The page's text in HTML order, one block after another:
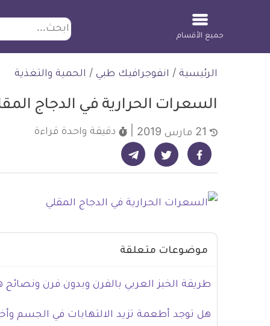
ابحث
جميع الأقسام
الرئيسية / انفوجرافيك طبي / الحمية والتغذية
السعرات الحرارية في الدجاج
دقيقة واحدة قراءة
شارك على فيسبوك - ديلي ميديكال انفو شارك على تويتر - ديلي ميديكال انفو شارك على تيليجرام - ديلي ميديكال انفو
موضوعات متعلقة
طريقة الخبز العربي بالفرن وبدون فرن ونصائح
هل توجد أطعمة تزيد الالتهابات في الجسم